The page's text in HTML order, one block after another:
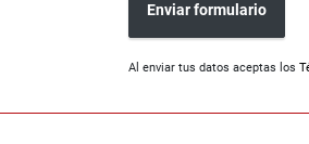
Enviar formulario
Al enviar tus datos aceptas los